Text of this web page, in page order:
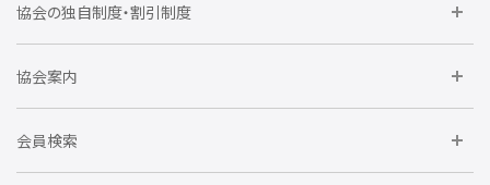
委員会に参加しよう
要望活動に参加しよう
協会の独自制度・割引制度
住宅瑕疵担保責任保険割引制度
全住協NET
協会案内
運営組織
会員検索